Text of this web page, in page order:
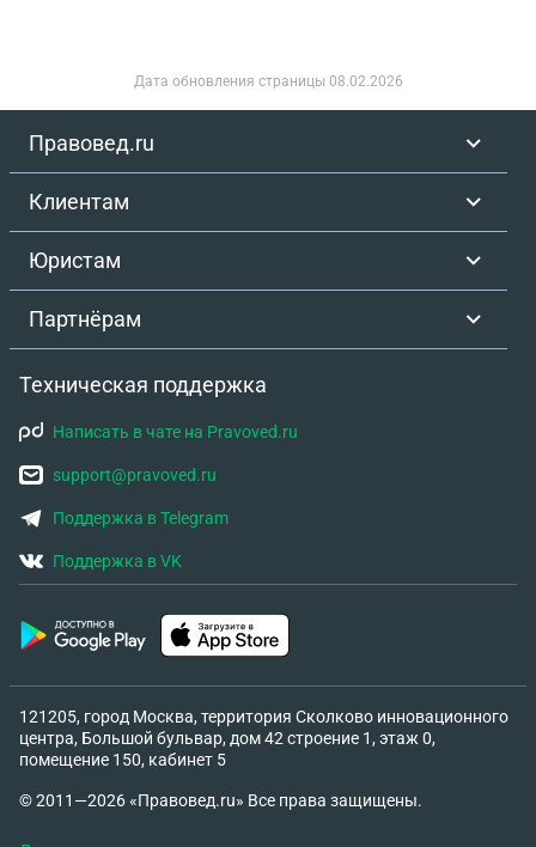
Дата обновления страницы 08.02.2026
Правовед.ru
Клиентам
Юристам
Партнёрам
Техническая поддержка
Написать в чате на Pravoved.ru
support@pravoved.ru
Поддержка в Telegram
Поддержка в VK
121205, город Москва, территория Сколково инновационного
центра, Большой бульвар, дом 42 строение 1, этаж 0,
помещение 150, кабинет 5
© 2011—2026 «Правовед.ru» Все права защищены.